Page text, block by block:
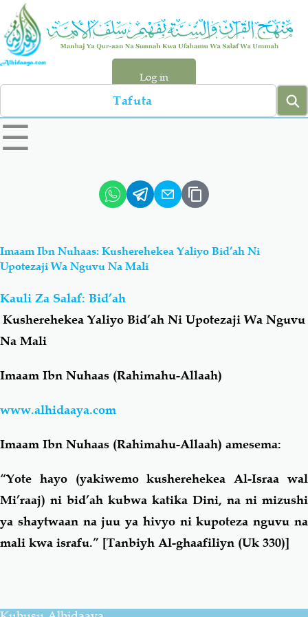
Skip
main
content
Log in
Search
left
sidebar
☰
Hadiyth
Aqiydah Manhaj
Shirki & Kufru
Salaf Wa Ummah
Duaa-Adhkaar
Familia-Jamii Maswali-Majibu
Chemsha Bongo Vitabu
Imaam Ibn Nuhaas: Kusherehekea Yaliyo Bid’ah Ni
Upotezaji Wa Nguvu Na Mali
Kauli Za Salaf: Bid’ah
Kusherehekea Yaliyo Bid’ah Ni Upotezaji Wa Nguvu
Na Mali
Imaam Ibn Nuhaas (Rahimahu-Allaah)
www.alhidaaya.com
Imaam Ibn Nuhaas (Rahimahu-Allaah) amesema:
“Yote hayo (yakiwemo kusherehekea Al-Israa wal
Mi’raaj) ni bid’ah kubwa katika Dini, na ni mizushi
ya shaytwaan na juu ya hivyo ni kupoteza nguvu na
mali kwa israfu.” [Tanbiyh Al-ghaafiliyn (Uk 330)]